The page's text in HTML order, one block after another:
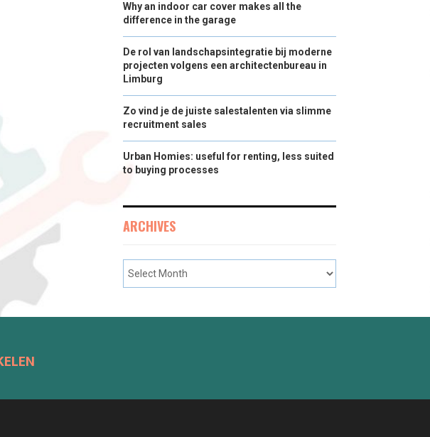
Why an indoor car cover makes all the
difference in the garage
De rol van landschapsintegratie bij moderne
projecten volgens een architectenbureau in
Limburg
Zo vind je de juiste salestalenten via slimme
recruitment sales
Urban Homies: useful for renting, less suited
to buying processes
ARCHIVES